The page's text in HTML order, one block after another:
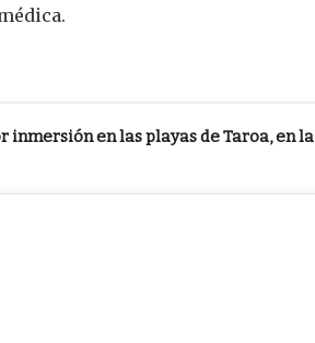
en las playas de Taroa, en la